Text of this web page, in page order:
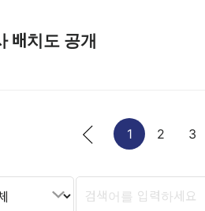
배치도 공개
1 2 3